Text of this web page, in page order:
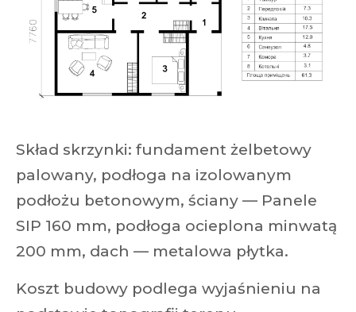
Skład skrzynki: fundament żelbetowy
palowany, podłoga na izolowanym
podłożu betonowym, ściany — Panele
SIP 160 mm, podłoga ocieplona minwatą
200 mm, dach — metalowa płytka.
Koszt budowy podlega wyjaśnieniu na